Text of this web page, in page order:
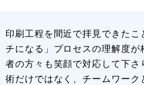
印刷工程を間近で拝見できた
チになる」プロセスの理解度
者の方々も笑顔で対応して下
術だけではなく、チームワー